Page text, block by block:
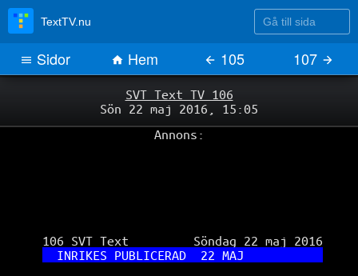
SVT Text TV 106
Sön 22 maj 2016, 15:05
Annons:
106 SVT Text         Söndag 22 maj 2016
INRIKES PUBLICERAD  22 MAJ
TextTV.nu Gå till sida
Sidor Hem 105 107